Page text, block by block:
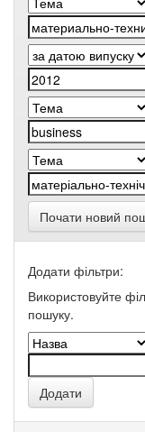
Почати новий
Додати фільтри:
Використовуйте
пошуку.